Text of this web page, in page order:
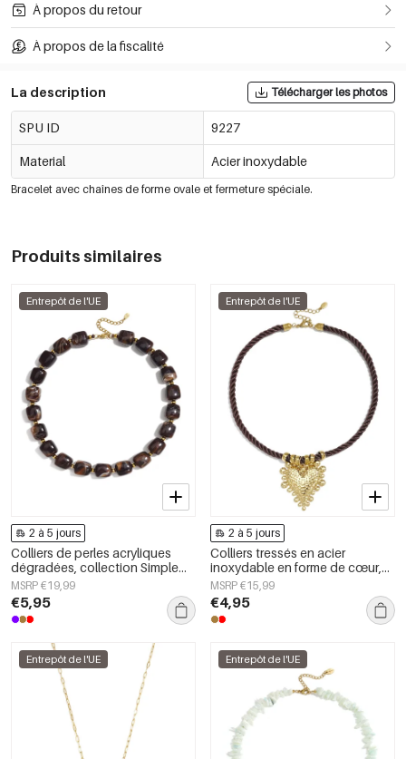
À propos du retour
À propos de la fiscalité
La description Télécharger les photos
SPU ID 9227
Material Acier inoxydable
Bracelet avec chaînes de forme ovale et fermeture spéciale.
Produits similaires
Entrepôt de l'UE
2 à 5 jours
Colliers de perles acryliques
dégradées, collection Simple
Daily Simple, bijoux pour
femmes
MSRP €19,99
€5,95
Entrepôt de l'UE
2 à 5 jours
Colliers tressés en acier
inoxydable en forme de cœur,
collection Daily Simple, bijoux
pour femmes
MSRP €15,99
€4,95
Entrepôt de l'UE Entrepôt de l'UE